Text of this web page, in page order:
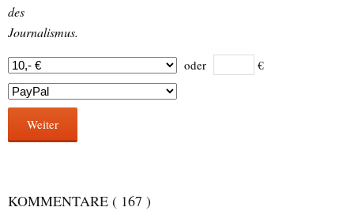
des
Journalismus.
oder €
Weiter
KOMMENTARE ( 167 )